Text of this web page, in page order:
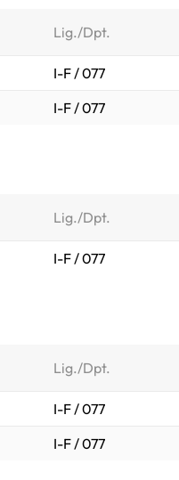
Lig./Dpt.
I-F / 077
I-F / 077
Lig./Dpt.
I-F / 077
Lig./Dpt.
I-F / 077
I-F / 077